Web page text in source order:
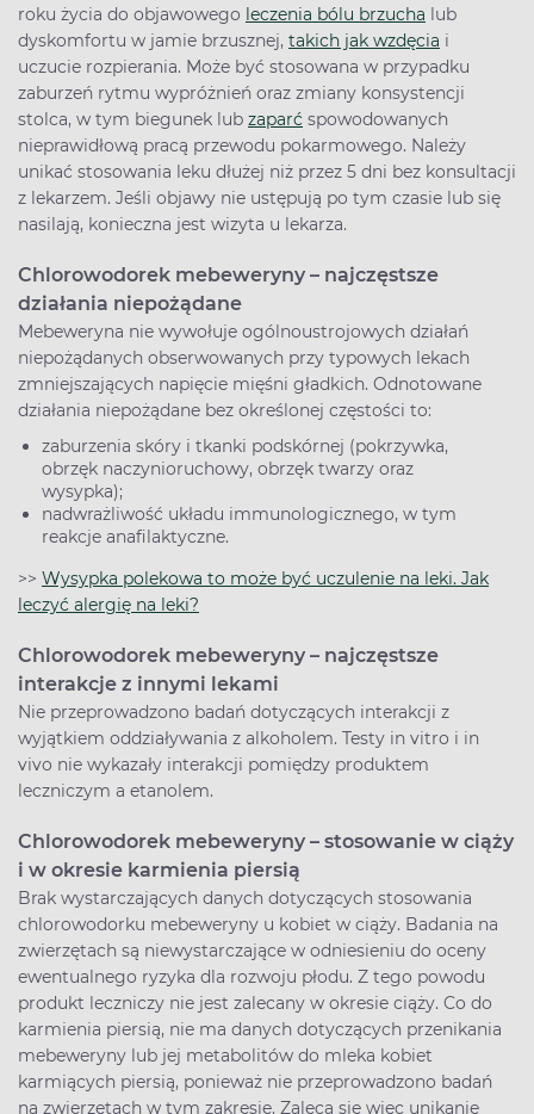
roku życia do objawowego leczenia bólu brzucha lub
dyskomfortu w jamie brzusznej, takich jak wzdęcia i
uczucie rozpierania. Może być stosowana w przypadku
zaburzeń rytmu wypróżnień oraz zmiany konsystencji
stolca, w tym biegunek lub zaparć spowodowanych
nieprawidłową pracą przewodu pokarmowego. Należy
unikać stosowania leku dłużej niż przez 5 dni bez konsultacji
z lekarzem. Jeśli objawy nie ustępują po tym czasie lub się
nasilają, konieczna jest wizyta u lekarza.
Chlorowodorek mebeweryny – najczęstsze
działania niepożądane
Mebeweryna nie wywołuje ogólnoustrojowych działań
niepożądanych obserwowanych przy typowych lekach
zmniejszających napięcie mięśni gładkich. Odnotowane
działania niepożądane bez określonej częstości to:
zaburzenia skóry i tkanki podskórnej (pokrzywka,
obrzęk naczynioruchowy, obrzęk twarzy oraz
wysypka);
nadwrażliwość układu immunologicznego, w tym
reakcje anafilaktyczne.
>> Wysypka polekowa to może być uczulenie na leki. Jak
leczyć alergię na leki?
Chlorowodorek mebeweryny – najczęstsze
interakcje z innymi lekami
Nie przeprowadzono badań dotyczących interakcji z
wyjątkiem oddziaływania z alkoholem. Testy in vitro i in
vivo nie wykazały interakcji pomiędzy produktem
leczniczym a etanolem.
Chlorowodorek mebeweryny – stosowanie w ciąży
i w okresie karmienia piersią
Brak wystarczających danych dotyczących stosowania
chlorowodorku mebeweryny u kobiet w ciąży. Badania na
zwierzętach są niewystarczające w odniesieniu do oceny
ewentualnego ryzyka dla rozwoju płodu. Z tego powodu
produkt leczniczy nie jest zalecany w okresie ciąży. Co do
karmienia piersią, nie ma danych dotyczących przenikania
mebeweryny lub jej metabolitów do mleka kobiet
karmiących piersią, ponieważ nie przeprowadzono badań
na zwierzętach w tym zakresie. Zaleca się więc unikanie